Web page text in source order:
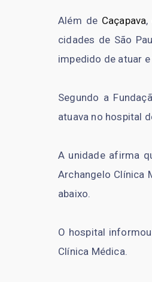
Além de Caçapava,
cidades de São
impedido de atuar
Segundo a
atuava no hospital
A unidade afirma
Archangelo Clínica
abaixo.
O hospital
Clínica Médica.